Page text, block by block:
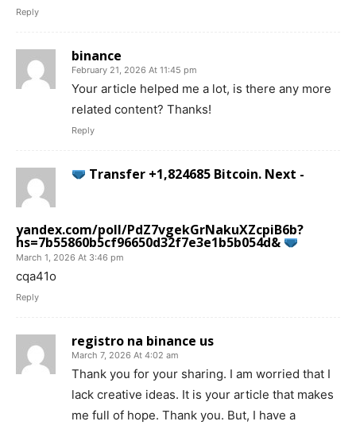
Reply
binance
February 21, 2026 At 11:45 pm
Your article helped me a lot, is there any more
related content? Thanks!
Reply
Transfer +1,824685 Bitcoin. Next -
yandex.com/poll/PdZ7vgekGrNakuXZcpiB6b?
hs=7b55860b5cf96650d32f7e3e1b5b054d&
March 1, 2026 At 3:46 pm
cqa41o
Reply
registro na binance us
March 7, 2026 At 4:02 am
Thank you for your sharing. I am worried that I
lack creative ideas. It is your article that makes
me full of hope. Thank you. But, I have a